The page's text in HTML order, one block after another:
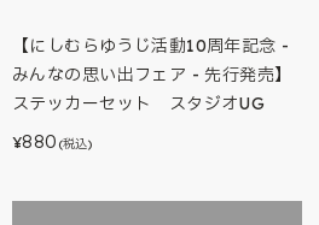
【にしむらゆうじ活動10周年記念 -
みんなの思い出フェア - 先行発売】
ステッカーセット スタジオUG
¥880 (税込)